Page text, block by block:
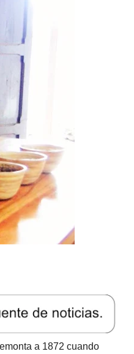
a 1872 cuando